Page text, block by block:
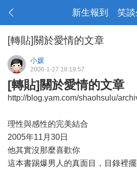
新生報到 笑談
[轉貼]關於愛情的文章
小媛
2006-1-27 18:19:57
[轉貼]關於愛情的文章
http://blog.yam.com/shaohsulu/
理性與感性的完美結合
2005年11月30日
他其實沒那麼喜歡你
這本書踢爆男人的真面目，目錄裡